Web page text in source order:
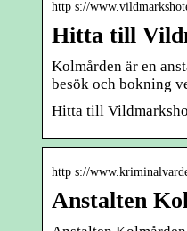
http s://
Hitta till
Kolmården är en
besök och bokning
Hitta till
http s://
Anstalten